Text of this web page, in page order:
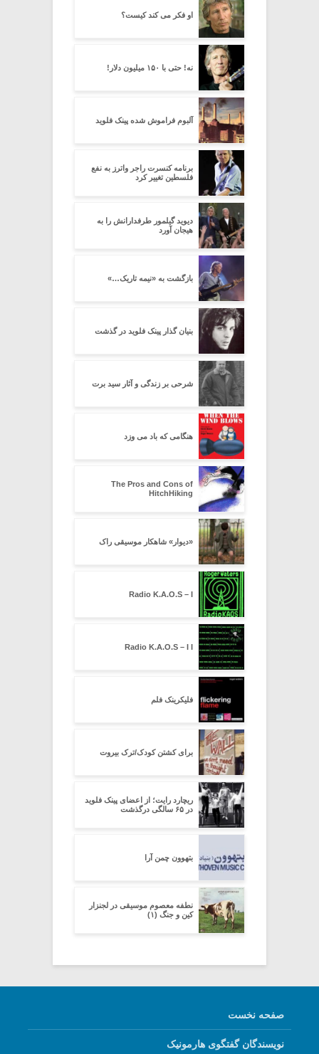
او فکر می کند کیست؟
نه! حتی با ۱۵۰ میلیون دلار!
آلبوم فراموش شده پینک فلوید
برنامه کنسرت راجر واترز به نفع
فلسطین تغییر کرد
دیوید گیلمور طرفدارانش را به
هیجان آورد
بازگشت به «نیمه تاریک…»
بنیان گذار پینک فلوید در گذشت
شرحی بر زندگی و آثار سید برت
هنگامی که باد می وزد
The Pros and Cons of
HitchHiking
«دیوار» شاهکار موسیقی راک
Radio K.A.O.S – I
Radio K.A.O.S – I I
فلیکرینک فلم
برای کشتن کودک/ترک بیروت
ریچارد رایت؛ از اعضای پینک فلوید
در ۶۵ سالگی درگذشت
بتهوون چمن آرا
نطفه معصوم موسیقی در لجنزار
کین و جنگ (۱)
صفحه نخست
نویسندگان گفتگوی هارمونیک